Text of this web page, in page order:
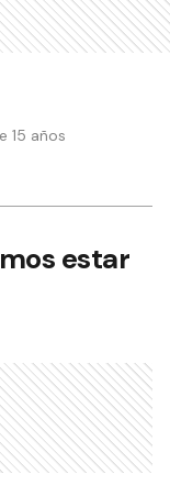
15 años
estar